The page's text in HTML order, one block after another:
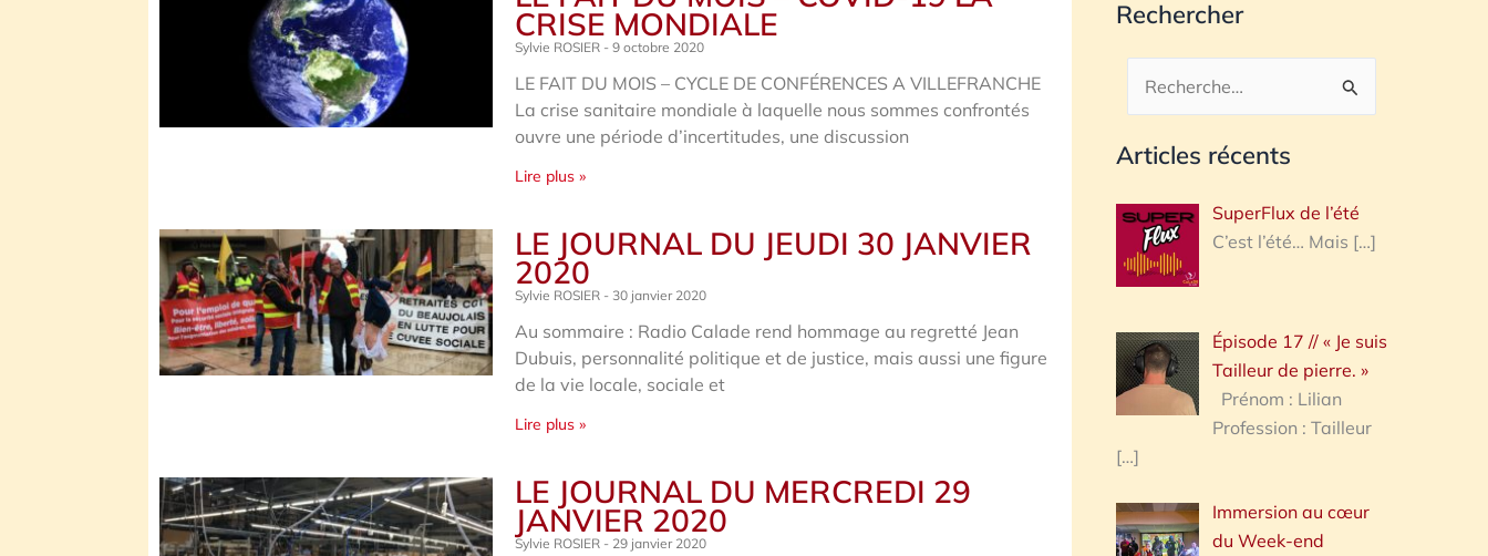
CRISE MONDIALE
Sylvie ROSIER 9 octobre 2020
LE FAIT DU MOIS – CYCLE DE CONFÉRENCES A VILLEFRANCHE
La crise sanitaire mondiale à laquelle nous sommes confrontés
ouvre une période d’incertitudes, une discussion
Lire plus »
LE JOURNAL DU JEUDI 30 JANVIER
2020
Sylvie ROSIER 30 janvier 2020
Au sommaire : Radio Calade rend hommage au regretté Jean
Dubuis, personnalité politique et de justice, mais aussi une figure
de la vie locale, sociale et
Lire plus »
LE JOURNAL DU MERCREDI 29
JANVIER 2020
Sylvie ROSIER 29 janvier 2020
Rechercher
Rechercher :
Articles récents
SuperFlux de l’été
C’est l’été… Mais […]
Épisode 17 // « Je suis
Tailleur de pierre. »
Prénom : Lilian
Profession : Tailleur
[…]
Immersion au cœur
du Week-end